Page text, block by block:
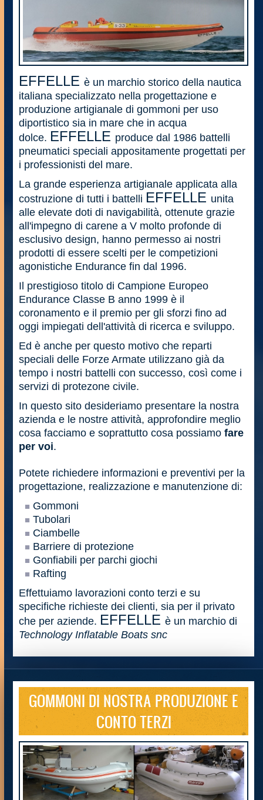
EFFELLE è un marchio storico della nautica
italiana specializzato nella progettazione e
produzione artigianale di gommoni per uso
diportistico sia in mare che in acqua
dolce. EFFELLE produce dal 1986 battelli
pneumatici speciali appositamente progettati per
i professionisti del mare.
La grande esperienza artigianale applicata alla
costruzione di tutti i battelli EFFELLE unita
alle elevate doti di navigabilità, ottenute grazie
all'impegno di carene a V molto profonde di
esclusivo design, hanno permesso ai nostri
prodotti di essere scelti per le competizioni
agonistiche Endurance fin dal 1996.
Il prestigioso titolo di Campione Europeo
Endurance Classe B anno 1999 è il
coronamento e il premio per gli sforzi fino ad
oggi impiegati dell'attività di ricerca e sviluppo.
Ed è anche per questo motivo che reparti
speciali delle Forze Armate utilizzano già da
tempo i nostri battelli con successo, così come i
servizi di protezone civile.
In questo sito desideriamo presentare la nostra
azienda e le nostre attività, approfondire meglio
cosa facciamo e soprattutto cosa possiamo fare
per voi.
Potete richiedere informazioni e preventivi per la
progettazione, realizzazione e manutenzione di:
Gommoni
Tubolari
Ciambelle
Barriere di protezione
Gonfiabili per parchi giochi
Rafting
Effettuiamo lavorazioni conto terzi e su
specifiche richieste dei clienti, sia per il privato
che per aziende. EFFELLE è un marchio di
Technology Inflatable Boats snc
GOMMONI DI NOSTRA PRODUZIONE E
CONTO TERZI